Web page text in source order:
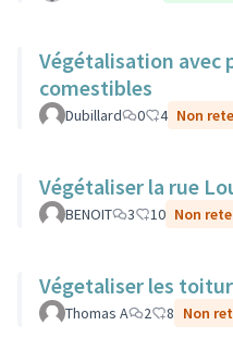
Végétalisation avec
comestibles
Dubillard 0 4 Non
Végétaliser la rue
BENOIT 3 10 Non
Végetaliser les
Thomas A 2 8 Non